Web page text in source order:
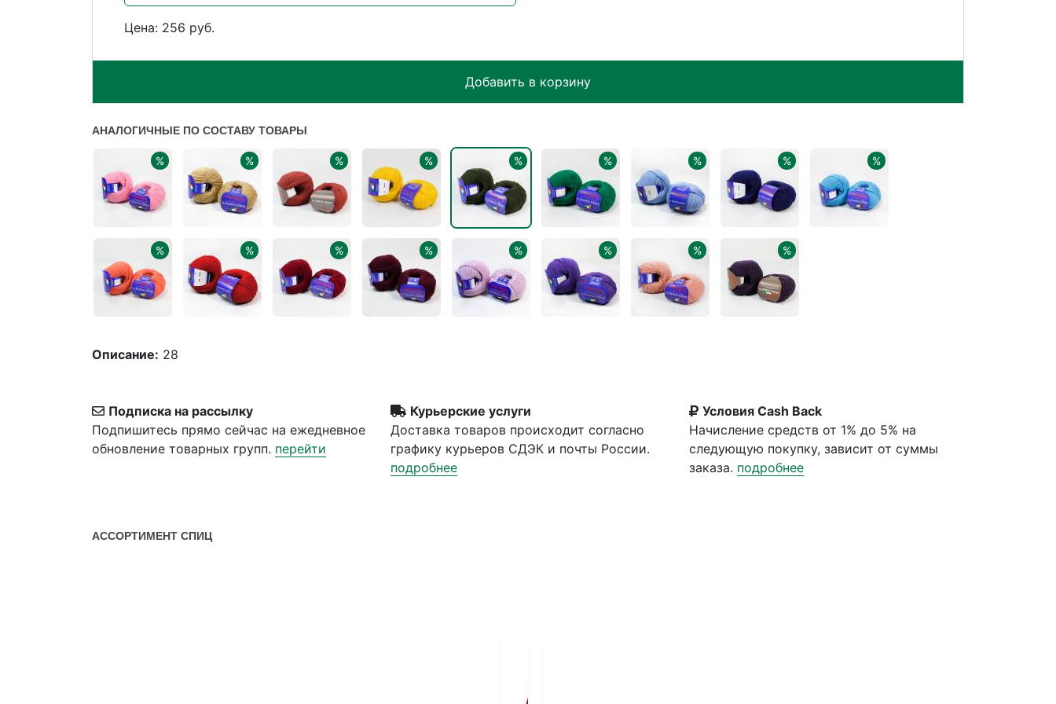
Цена: 256 руб.
Добавить в корзину
АНАЛОГИЧНЫЕ ПО СОСТАВУ ТОВАРЫ
% % % % % % % % %
% % % % % % % %
Описание: 28
Подписка на рассылку
Подпишитесь прямо сейчас на ежедневное
обновление товарных групп. перейти
Курьерские услуги
Доставка товаров происходит согласно
графику курьеров СДЭК и почты России.
подробнее
Условия Cash Back
Начисление средств от 1% до 5% на
следующую покупку, зависит от суммы
заказа. подробнее
АССОРТИМЕНТ СПИЦ